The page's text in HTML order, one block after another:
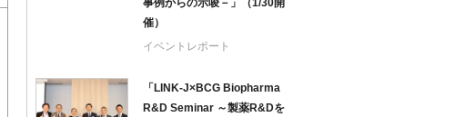
事例からの示唆－」（1/30開
催）
イベントレポート
「LINK-J×BCG Biopharma
R&D Seminar ～製薬R&Dを